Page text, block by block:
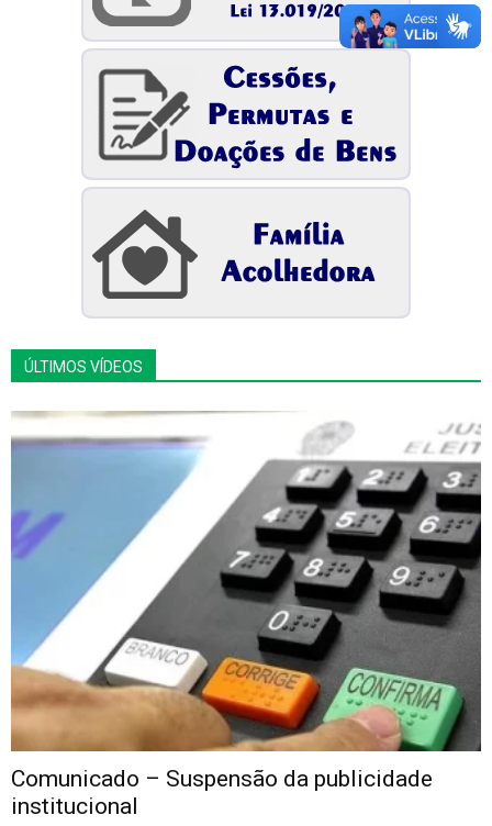
ÚLTIMOS VÍDEOS
Comunicado – Suspensão da publicidade
institucional